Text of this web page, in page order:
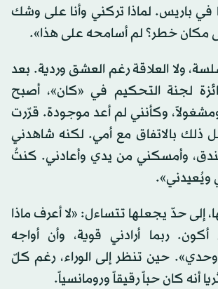
في باريس. لماذا تركني وأنا على وشك
مكان خطر؟ لم أسامحه على هذا».
ولا العلاقة رغم العشق وردية. بعد
لجنة التحكيم في «كان»، أصبح
وكأنني لم أعد موجودة. قرّرت
بالاتفاق مع أمي. لكنه شاهدني
وأمسكني من يدي وأعادني. كنتُ
ويُعيدني».
إلى حدّ يجعلها تتساءل: «لا أعرف ماذا
ربما أرادني قوية، وأن أواجه
حين تنظر إلى الوراء، رغم كلّ
أنه كان حباً رقيقاً ورومانسياً.